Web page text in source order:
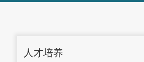
人才培养